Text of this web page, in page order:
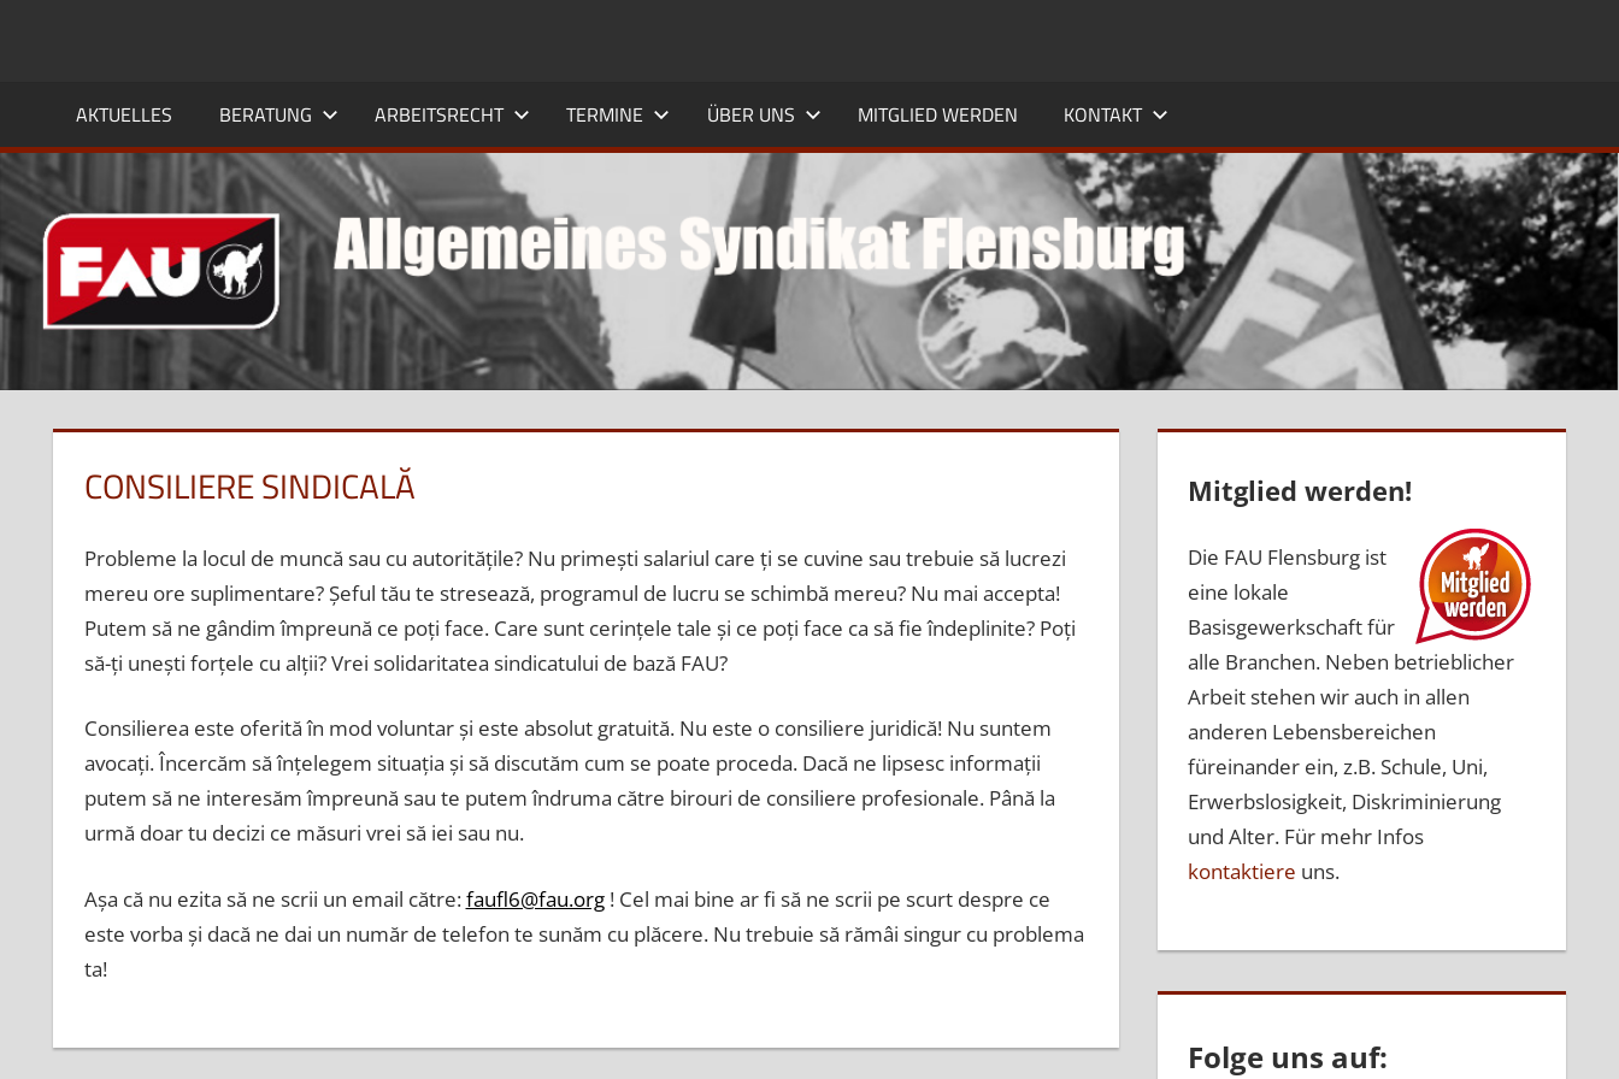
FLENSBURG
AKTUELLES BERATUNG ARBEITSRECHT TERMINE ÜBER UNS MITGLIED WERDEN KONTAKT
CONSILIERE SINDICALĂ
Probleme la locul de muncă sau cu autoritățile? Nu primești salariul care ți se cuvine sau trebuie să lucrezi
mereu ore suplimentare? Șeful tău te stresează, programul de lucru se schimbă mereu? Nu mai accepta!
Putem să ne gândim împreună ce poți face. Care sunt cerințele tale și ce poți face ca să fie îndeplinite? Poți
să-ți unești forțele cu alții? Vrei solidaritatea sindicatului de bază FAU?
Consilierea este oferită în mod voluntar și este absolut gratuită. Nu este o consiliere juridică! Nu suntem
avocați. Încercăm să înțelegem situația și să discutăm cum se poate proceda. Dacă ne lipsesc informații
putem să ne interesăm împreună sau te putem îndruma către birouri de consiliere profesionale. Până la
urmă doar tu decizi ce măsuri vrei să iei sau nu.
Așa că nu ezita să ne scrii un email către:faufl6@fau.org! Cel mai bine ar fi să ne scrii pe scurt despre ce
este vorba și dacă ne dai un număr de telefon te sunăm cu plăcere. Nu trebuie să rămâi singur cu problema
ta!
Mitglied werden!
Die FAU Flensburg ist
eine lokale
Basisgewerkschaft für
alle Branchen. Neben betrieblicher
Arbeit stehen wir auch in allen
anderen Lebensbereichen
füreinander ein, z.B. Schule, Uni,
Erwerbslosigkeit, Diskriminierung
und Alter. Für mehr Infos
kontaktiere uns.
Folge uns auf: